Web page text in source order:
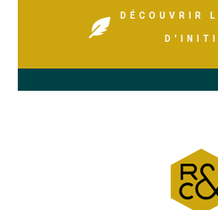
DÉCOUVRIR